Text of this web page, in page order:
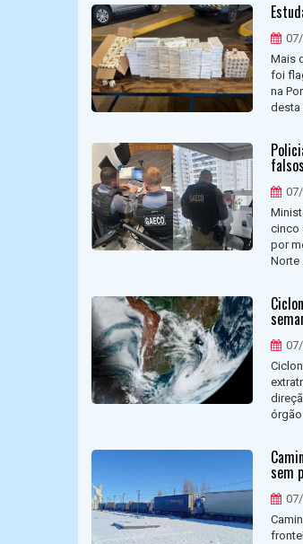
Mais
foi
na
desta
cinco
por
Norte
órgão
sem